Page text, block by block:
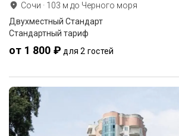
Сочи · 103 м до Черного моря
Двухместный Стандарт
Стандартный тариф
от 1 800 ₽ для 2 гостей